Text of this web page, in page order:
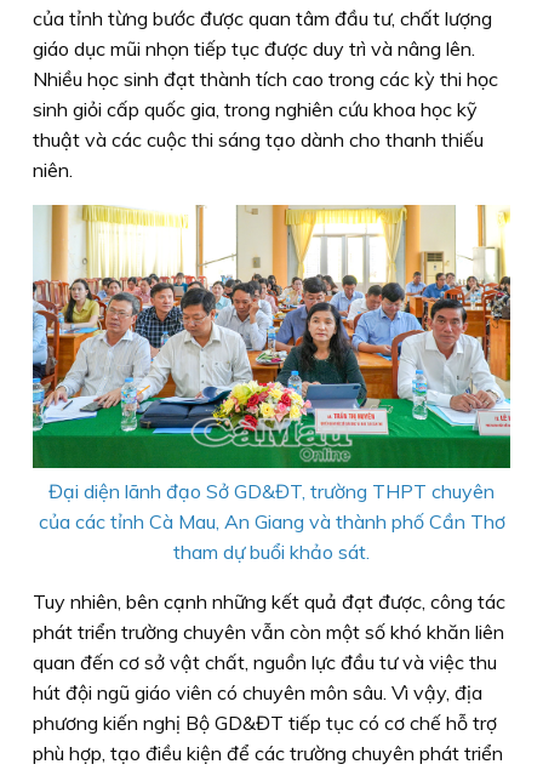
của tỉnh từng bước được quan tâm đầu tư, chất lượng
giáo dục mũi nhọn tiếp tục được duy trì và nâng lên.
Nhiều học sinh đạt thành tích cao trong các kỳ thi học
sinh giỏi cấp quốc gia, trong nghiên cứu khoa học kỹ
thuật và các cuộc thi sáng tạo dành cho thanh thiếu
niên.
Đại diện lãnh đạo Sở GD&ĐT, trường THPT chuyên
của các tỉnh Cà Mau, An Giang và thành phố Cần Thơ
tham dự buổi khảo sát.
Tuy nhiên, bên cạnh những kết quả đạt được, công tác
phát triển trường chuyên vẫn còn một số khó khăn liên
quan đến cơ sở vật chất, nguồn lực đầu tư và việc thu
hút đội ngũ giáo viên có chuyên môn sâu. Vì vậy, địa
phương kiến nghị Bộ GD&ĐT tiếp tục có cơ chế hỗ trợ
phù hợp, tạo điều kiện để các trường chuyên phát triển